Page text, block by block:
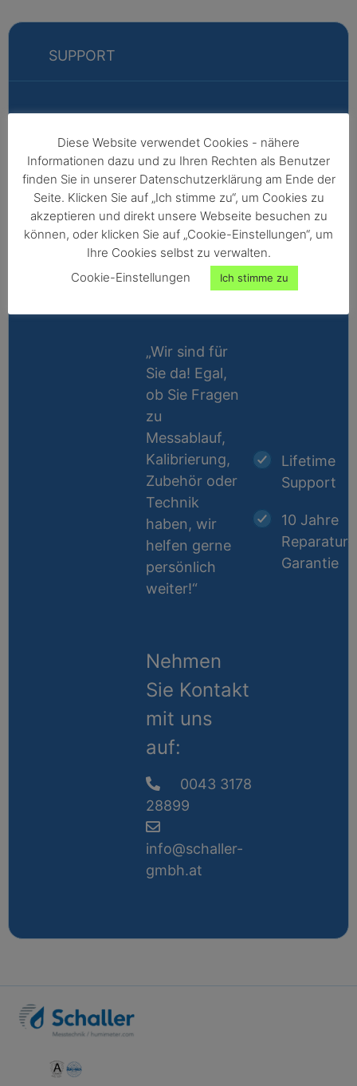
SUPPORT
Markus
Fabian
Vertriebsleitung
Außendienst -
Nordeuropa,
Afrika,
Nordamerika,
„Wir sind für
Sie da! Egal,
ob Sie Fragen
zu
Messablauf,
Kalibrierung,
Zubehör oder
Technik
haben, wir
helfen gerne
persönlich
weiter!“
Nehmen
Sie Kontakt
mit uns
auf:
0043 3178
28899
info@schaller-
gmbh.at
Lifetime
Support
10 Jahre
Reparatur-
Garantie
Diese Website verwendet Cookies - nähere
Informationen dazu und zu Ihren Rechten als Benutzer
finden Sie in unserer Datenschutzerklärung am Ende der
Seite. Klicken Sie auf „Ich stimme zu“, um Cookies zu
akzeptieren und direkt unsere Webseite besuchen zu
können, oder klicken Sie auf „Cookie-Einstellungen“, um
Ihre Cookies selbst zu verwalten.
Cookie-Einstellungen
Ich stimme zu